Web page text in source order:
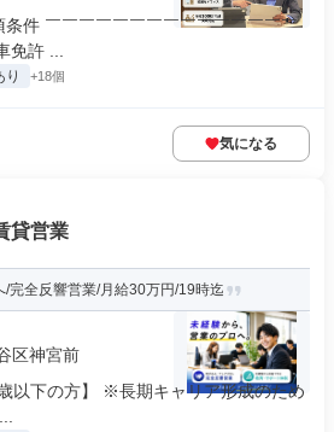
条件 ￣￣￣￣￣￣￣￣￣￣￣￣￣￣￣
許 ...
り +18個
気になる
貸営業
完全反響営業/月給30万円/19時迄
区神宮前
以下の方】 ※長期キャリア形成のため